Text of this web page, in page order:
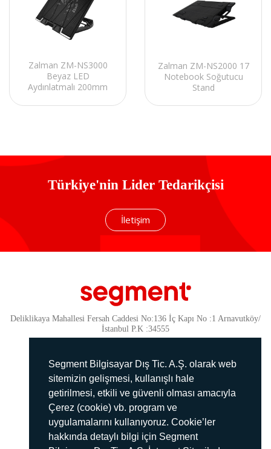
Segment Bilgisayar Dış Tic. A.Ş. olarak web
sitemizin gelişmesi, kullanışlı hale
getirilmesi, etkili ve güvenli olması amacıyla
Çerez (cookie) vb. program ve
uygulamalarını kullanıyoruz. Cookie’ler
hakkında detaylı bilgi için Segment
Zalman ZM-NS3000
Beyaz LED
Aydınlatmalı 200mm
Soğutucu Stand
Zalman ZM-NS2000 17
Notebook Soğutucu
Stand
Türkiye'nin Lider Tedarikçisi
İletişim
Deliklikaya Mahallesi Fersah Caddesi No:136 İç Kapı No :1 Arnavutköy/
İstanbul P.K :34555
Güvenlik
KVKK Politikamız
Gizlilik Politikamız
Aydınlatma Metni
İmha Politikası
444 78 99